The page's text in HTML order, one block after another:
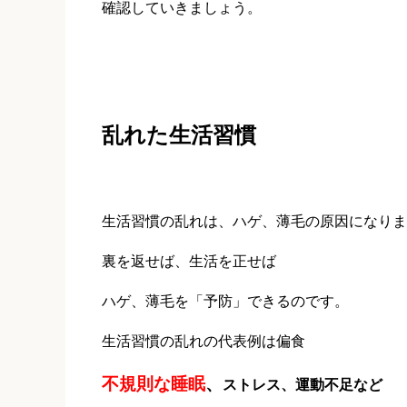
確認していきましょう。
乱れた生活習慣
生活習慣の乱れは、ハゲ、薄毛の原因になり
裏を返せば、生活を正せば
ハゲ、薄毛を「予防」できるのです。
生活習慣の乱れの代表例は偏食
不規則な睡眠、 ストレス、運動不足など